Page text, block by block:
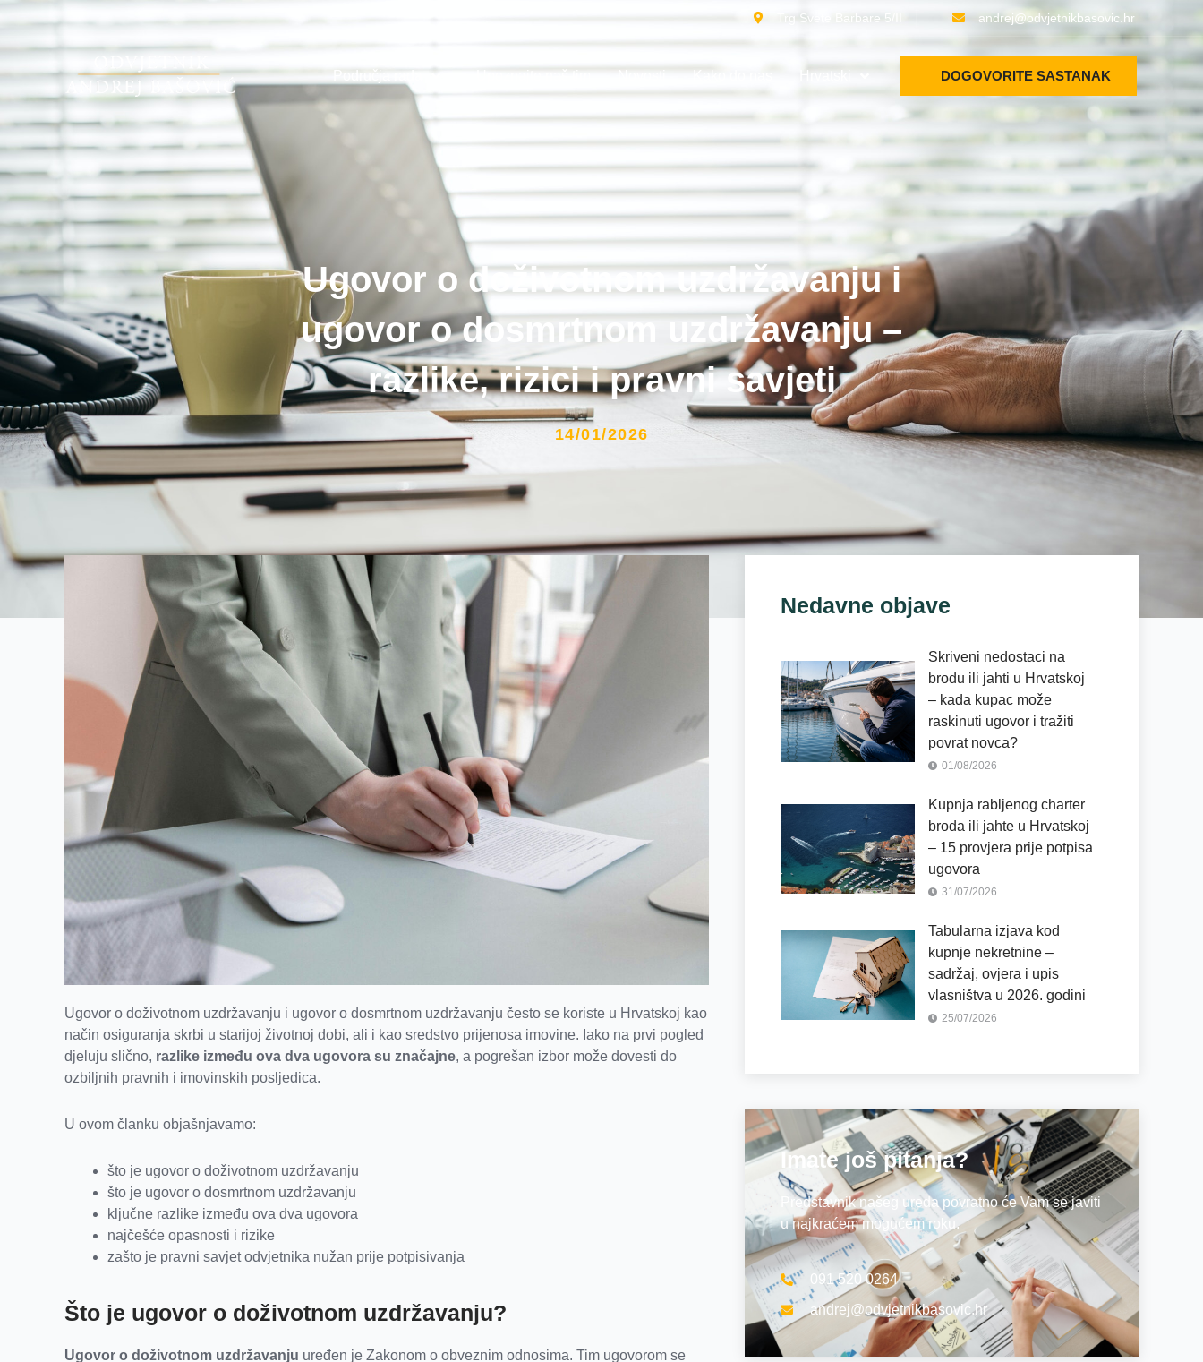
Trg Svete Barbare 5/II andrej@odvjetnikbasovic.hr
Područja rada Hrvatski DOGOVORITE SASTANAK
Ugovor o doživotnom uzdržavanju i
ugovor o dosmrtnom uzdržavanju –
razlike, rizici i pravni savjeti
14/01/2026
Ugovor o doživotnom uzdržavanju i ugovor o dosmrtnom uzdržavanju često se koriste u Hrvatskoj kao
način osiguranja skrbi u starijoj životnoj dobi, ali i kao sredstvo prijenosa imovine. Iako na prvi pogled
djeluju slično, razlike između ova dva ugovora su značajne, a pogrešan izbor može dovesti do
ozbiljnih pravnih i imovinskih posljedica.
U ovom članku objašnjavamo:
što je ugovor o doživotnom uzdržavanju
što je ugovor o dosmrtnom uzdržavanju
ključne razlike između ova dva ugovora
najčešće opasnosti i rizike
zašto je pravni savjet odvjetnika nužan prije potpisivanja
Što je ugovor o doživotnom uzdržavanju?
Ugovor o doživotnom uzdržavanju uređen je Zakonom o obveznim odnosima. Tim ugovorom se
Nedavne objave
Skriveni nedostaci na
brodu ili jahti u Hrvatskoj
– kada kupac može
raskinuti ugovor i tražiti
povrat novca?
01/08/2026
Kupnja rabljenog charter
broda ili jahte u Hrvatskoj
– 15 provjera prije potpisa
ugovora
31/07/2026
Tabularna izjava kod
kupnje nekretnine –
sadržaj, ovjera i upis
vlasništva u 2026. godini
25/07/2026
Imate još pitanja?
Predstavnik našeg ureda povratno će Vam se javiti
u najkraćem mogućem roku.
091 520 0264
andrej@odvjetnikbasovic.hr